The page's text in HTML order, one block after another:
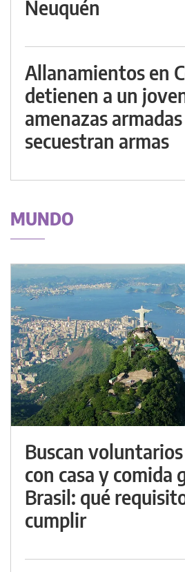
Neuquén
Allanamientos en
detienen a un
amenazas
secuestran armas
MUNDO
Buscan
con casa y comida
Brasil: qué
cumplir